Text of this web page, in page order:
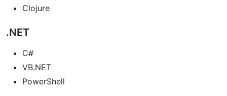
Clojure
.NET
C#
VB.NET
PowerShell